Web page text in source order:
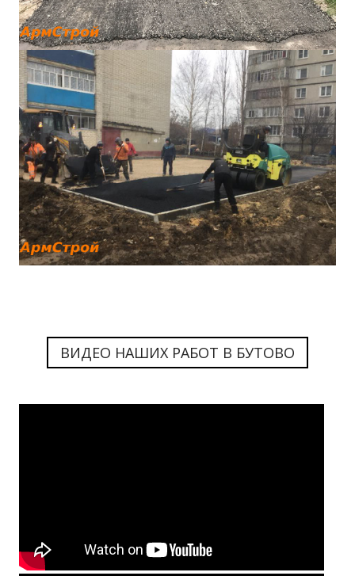
ВИДЕО НАШИХ РАБОТ В БУТОВО